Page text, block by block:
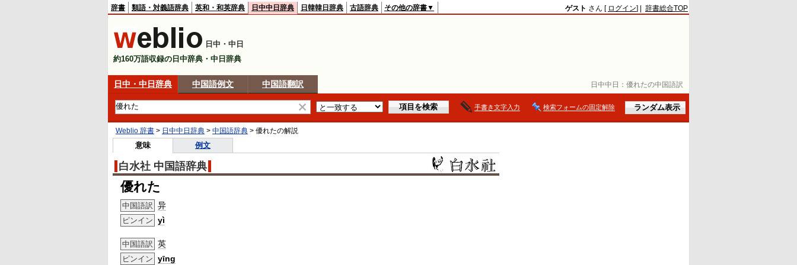
日中中日： 優れたの中国語訳
辞書 類語・対義語辞典 英和・和英辞典 日中中日辞典 日韓韓日辞典 古語辞典 その他の辞書▼ ゲスト さん [ ログイン] | 辞書総合TOP
日中・中日
約160万語収録の日中辞典・中日辞典
日中・中日辞典 中国語例文 中国語翻訳
手書き文字入力 検索フォームの固定解除
Weblio 辞書 > 日中中日辞典 > 中国語辞典 > 優れたの解説
意味 例文
白水社 中国語辞典
優れた
中国語訳 异
ピンイン yì
中国語訳 英
ピンイン yīng